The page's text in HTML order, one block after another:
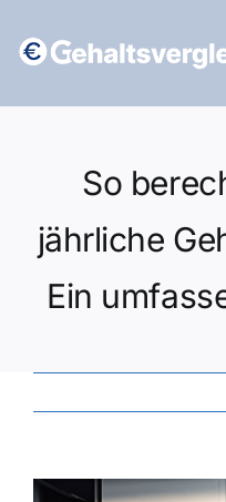
Inhalt
So
jährliche
Ein
Zeige